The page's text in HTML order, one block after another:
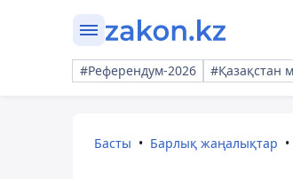
#Референдум-2026 #Қазақстан
Басты Барлық жаңалықтар